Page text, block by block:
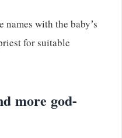
names with the baby’s
for suitable
more god-